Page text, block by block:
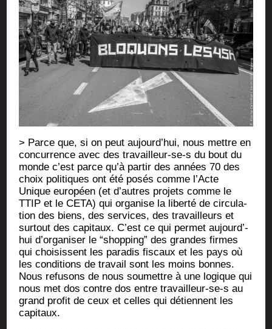
> Parce que, si on peut aujourd’­hui, nous mettre en
concur­rence avec des tra­vailleur-se‑s du bout du
monde c’est parce qu’à par­tir des années 70 des
choix poli­tiques ont été posés comme l’Acte
Unique euro­péen (et d’autres pro­jets comme le
TTIP et le CETA) qui orga­nise la liber­té de cir­cu­la­
tion des biens, des ser­vices, des tra­vailleurs et
sur­tout des capi­taux. C’est ce qui per­met aujourd’­
hui d’or­ga­ni­ser le “shop­ping” des grandes firmes
qui choi­sissent les para­dis fis­caux et les pays où
les condi­tions de tra­vail sont les moins bonnes.
Nous refu­sons de nous sou­mettre à une logique qui
nous met dos contre dos entre tra­vailleur-se‑s au
grand pro­fit de ceux et celles qui détiennent les
capitaux.